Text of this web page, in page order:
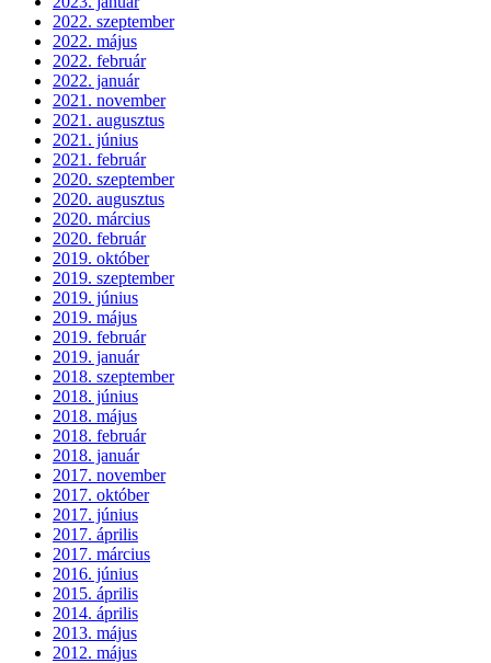
2022. szeptember
2022. május
2022. február
2022. január
2021. november
2021. augusztus
2021. június
2021. február
2020. szeptember
2020. augusztus
2020. március
2020. február
2019. október
2019. szeptember
2019. június
2019. május
2019. február
2019. január
2018. szeptember
2018. június
2018. május
2018. február
2018. január
2017. november
2017. október
2017. június
2017. április
2017. március
2016. június
2015. április
2014. április
2013. május
2012. május